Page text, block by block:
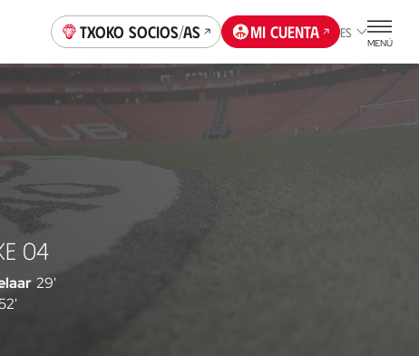
Txoko socios/as Mi cuenta ES
MENÚ
04
29'